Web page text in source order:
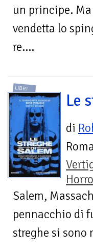
un principe.
vendetta lo
re....
LIBRI
Le
di
Salem,
pennacchio di
streghe si